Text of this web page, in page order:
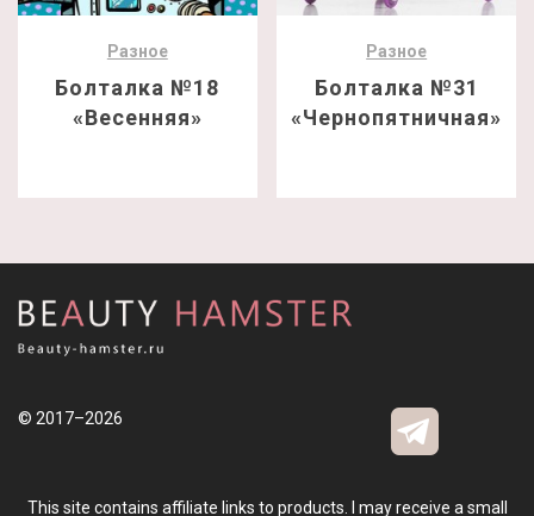
Разное
Болталка №18
«Весенняя»
Разное
Болталка №31
«Чернопятничная»
© 2017–2026
This site contains affiliate links to products. I may receive a small